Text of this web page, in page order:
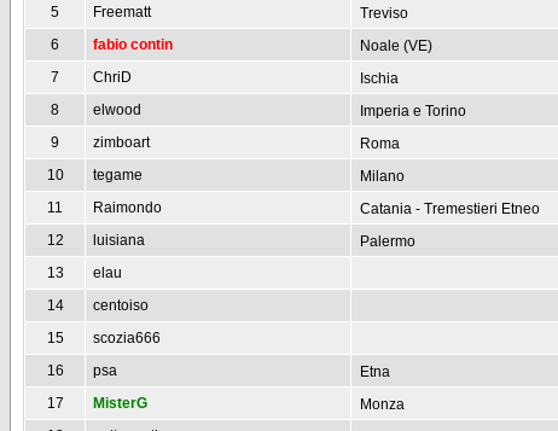
5
Freematt Treviso
6
fabio contin Noale (VE)
7
ChriD Ischia
8
elwood Imperia e Torino
9
zimboart Roma
10
tegame Milano
11
Raimondo Catania - Tremestieri Etneo
12
luisiana Palermo
13
elau
14
centoiso
15
scozia666
16
psa Etna
17
MisterG Monza